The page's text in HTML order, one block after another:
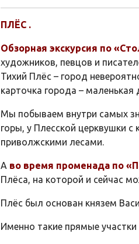
ПЛЁС .
Обзорная экскурсия по
художников, певцов и
Тихий Плёс – город
карточка города – маленькая
Мы побываем внутри самых
горы, у Плесской церквушки
приволжскими лесами.
А во время променада по
Плёса, на которой и сейчас
Плёс был основан князем
Именно такие прямые